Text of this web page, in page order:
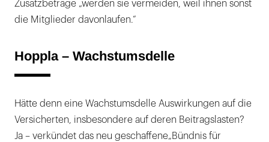
Zusatzbeträge „werden sie vermeiden, weil ihnen sonst
die Mitglieder davonlaufen.“
Hoppla – Wachstumsdelle
Hätte denn eine Wachstumsdelle Auswirkungen auf die
Versicherten, insbesondere auf deren Beitragslasten?
Ja – verkündet das neu geschaffene„Bündnis für